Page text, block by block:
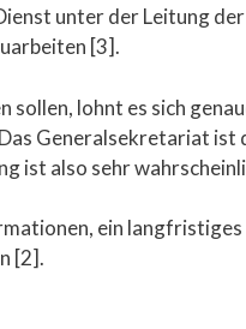
unter der Leitung
[3].
lohnt es sich
Generalsekretariat
ist also sehr
ein langfristiges
[2].